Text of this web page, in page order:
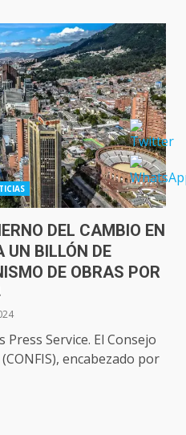
DEL CAMBIO EN
UN BILLÓN DE
DE OBRAS POR
Service. El Consejo
encabezado por